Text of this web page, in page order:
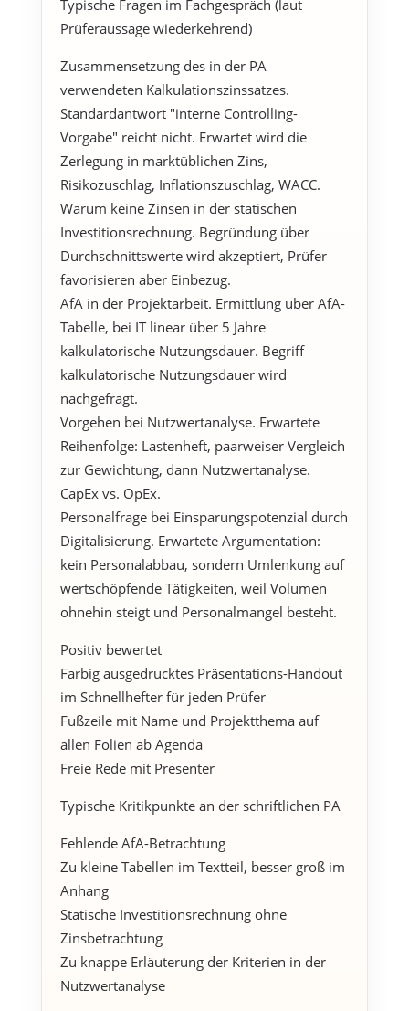
Typische Fragen im Fachgespräch (laut
Prüferaussage wiederkehrend)
Zusammensetzung des in der PA
verwendeten Kalkulationszinssatzes.
Standardantwort "interne Controlling-
Vorgabe" reicht nicht. Erwartet wird die
Zerlegung in marktüblichen Zins,
Risikozuschlag, Inflationszuschlag, WACC.
Warum keine Zinsen in der statischen
Investitionsrechnung. Begründung über
Durchschnittswerte wird akzeptiert, Prüfer
favorisieren aber Einbezug.
AfA in der Projektarbeit. Ermittlung über AfA-
Tabelle, bei IT linear über 5 Jahre
kalkulatorische Nutzungsdauer. Begriff
kalkulatorische Nutzungsdauer wird
nachgefragt.
Vorgehen bei Nutzwertanalyse. Erwartete
Reihenfolge: Lastenheft, paarweiser Vergleich
zur Gewichtung, dann Nutzwertanalyse.
CapEx vs. OpEx.
Personalfrage bei Einsparungspotenzial durch
Digitalisierung. Erwartete Argumentation:
kein Personalabbau, sondern Umlenkung auf
wertschöpfende Tätigkeiten, weil Volumen
ohnehin steigt und Personalmangel besteht.
Positiv bewertet
Farbig ausgedrucktes Präsentations-Handout
im Schnellhefter für jeden Prüfer
Fußzeile mit Name und Projektthema auf
allen Folien ab Agenda
Freie Rede mit Presenter
Typische Kritikpunkte an der schriftlichen PA
Fehlende AfA-Betrachtung
Zu kleine Tabellen im Textteil, besser groß im
Anhang
Statische Investitionsrechnung ohne
Zinsbetrachtung
Zu knappe Erläuterung der Kriterien in der
Nutzwertanalyse